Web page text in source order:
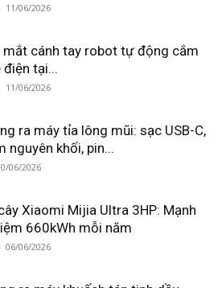
- 11/06/2026
mắt cánh tay robot tự động cắm
tại...
- 11/06/2026
ra máy tỉa lông mũi: sạc USB-C,
nguyên khối, pin...
06/2026
Xiaomi Mijia Ultra 3HP: Mạnh
660kWh mỗi năm
- 06/06/2026